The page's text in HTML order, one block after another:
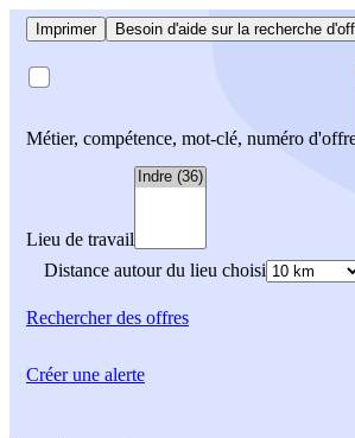
Imprimer Besoin d'aide sur la recherche
Métier, compétence, mot-clé, numéro
Lieu de travail
Distance autour du lieu choisi
Rechercherdes offres
Créer une alerte